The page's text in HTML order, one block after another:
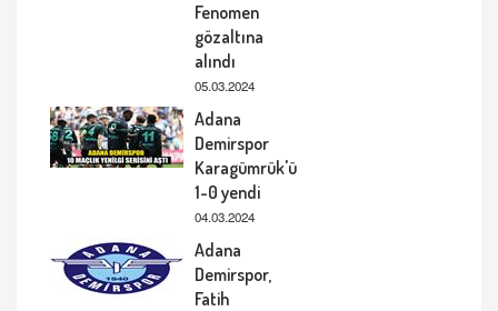
Fenomen
gözaltına
alındı
05.03.2024
Adana
Demirspor
Karagümrük'ü
1-0 yendi
04.03.2024
Adana
Demirspor,
Fatih